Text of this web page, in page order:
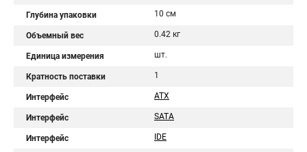
Глубина упаковки 10 см
Объемный вес 0.42 кг
Единица измерения шт.
Кратность поставки 1
Интерфейс ATX
Интерфейс SATA
Интерфейс IDE